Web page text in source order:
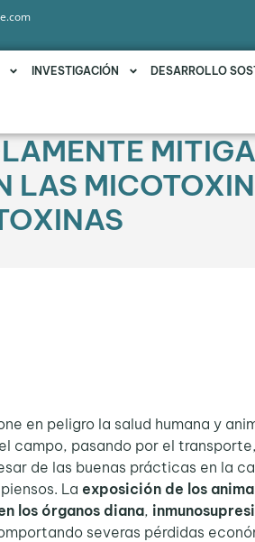
INVESTIGACIÓN DESARROLLO
LAS
en peligro la salud humana y
campo, pasando por el
de las buenas prácticas en la
La exposición de los
los órganos diana,
severas pérdidas